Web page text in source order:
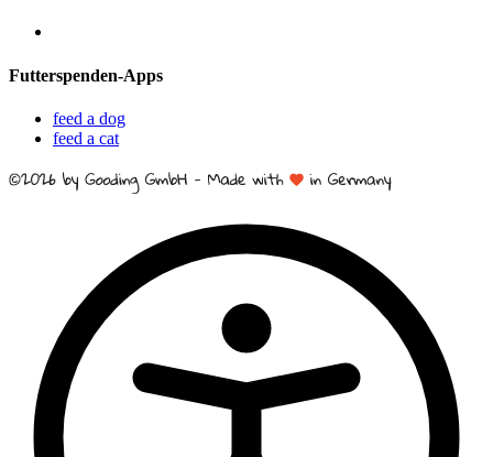
Futterspenden-Apps
feed a dog
feed a cat